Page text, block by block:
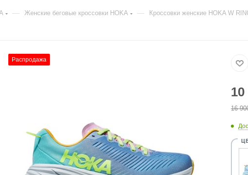
— Женские беговые кроссовки HOKA — Кроссовки женские HOKA W
Распродажа
10
16